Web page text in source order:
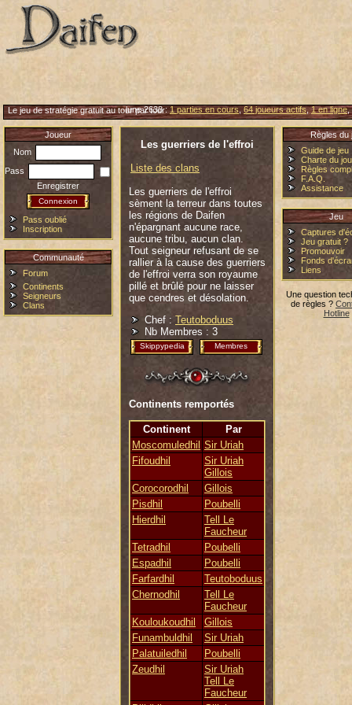
Le jeu de stratégie gratuit au tour par tour
lune 2638 :1 parties en cours 64 joueurs actifs,1 en ligne,
Joueur
Nom
Pass
Enregistrer
Pass oublié
Inscription
Communauté
Forum
Continents
Seigneurs
Clans
Les guerriers de l'effroi
Liste des clans
Les guerriers de l'effroi
sèment la terreur dans toutes
les régions de Daifen
n'épargnant aucune race,
aucune tribu, aucun clan.
Tout seigneur refusant de se
rallier à la cause des guerriers
de l'effroi verra son royaume
pillé et brûlé pour ne laisser
que cendres et désolation.
Chef : Teutoboduus
Nb Membres : 3
Skippypedia Membres
Continents remportés
Continent
Par
Moscomuledhil Sir Uriah
Fifoudhil
Sir Uriah
Gillois
Corocorodhil
Gillois
Pisdhil
Poubelli
Hierdhil
Tell Le
Faucheur
Tetradhil
Poubelli
Espadhil
Poubelli
Farfardhil
Teutoboduus
Chernodhil
Tell Le
Faucheur
Kouloukoudhil
Gillois
Funambuldhil
Sir Uriah
Palatuiledhil
Poubelli
Zeudhil
Sir Uriah
Tell Le
Faucheur
Règles du
Guide de jeu
Charte du
Règles
F.A.Q.
Assistance
Jeu
Captures
Jeu gratuit ?
Promouvoir
Fonds
Liens
Une question
de règles ?
Hotline